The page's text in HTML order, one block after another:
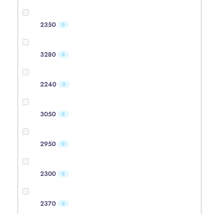
2350 0
3280 0
2240 0
3050 0
2950 0
2300 0
2370 0